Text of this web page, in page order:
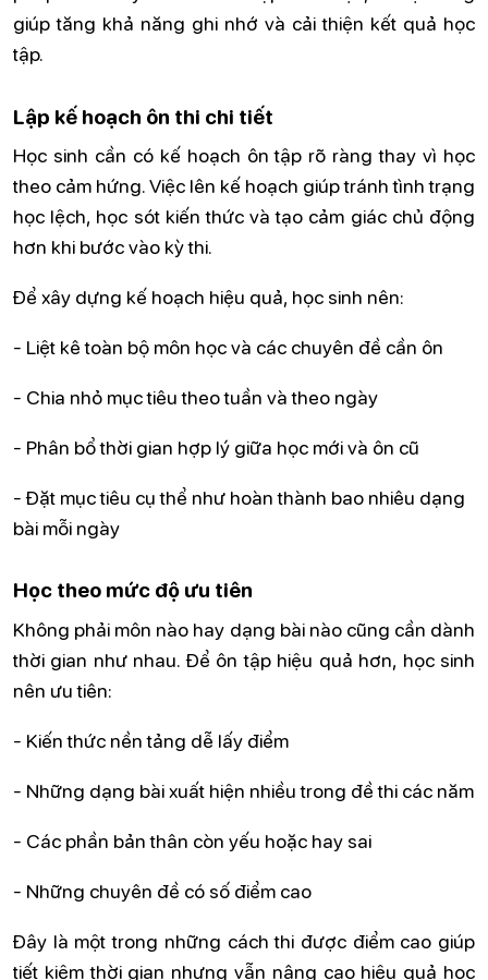
giúp tăng khả năng ghi nhớ và cải thiện kết quả học
tập.
Lập kế hoạch ôn thi chi tiết
Học sinh cần có kế hoạch ôn tập rõ ràng thay vì học
theo cảm hứng. Việc lên kế hoạch giúp tránh tình trạng
học lệch, học sót kiến thức và tạo cảm giác chủ động
hơn khi bước vào kỳ thi.
Để xây dựng kế hoạch hiệu quả, học sinh nên:
- Liệt kê toàn bộ môn học và các chuyên đề cần ôn
- Chia nhỏ mục tiêu theo tuần và theo ngày
- Phân bổ thời gian hợp lý giữa học mới và ôn cũ
- Đặt mục tiêu cụ thể như hoàn thành bao nhiêu dạng
bài mỗi ngày
Học theo mức độ ưu tiên
Không phải môn nào hay dạng bài nào cũng cần dành
thời gian như nhau. Để ôn tập hiệu quả hơn, học sinh
nên ưu tiên:
- Kiến thức nền tảng dễ lấy điểm
- Những dạng bài xuất hiện nhiều trong đề thi các năm
- Các phần bản thân còn yếu hoặc hay sai
- Những chuyên đề có số điểm cao
Đây là một trong những cách thi được điểm cao giúp
tiết kiệm thời gian nhưng vẫn nâng cao hiệu quả học